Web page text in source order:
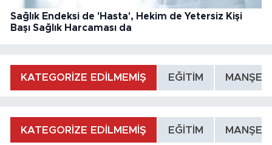
Sağlık Endeksi de 'Hasta', Hekim de Yetersiz Kişi
Başı Sağlık Harcaması da
KATEGORİZE EDİLMEMİŞ EĞİTİM MANŞET
KATEGORİZE EDİLMEMİŞ EĞİTİM MANŞET